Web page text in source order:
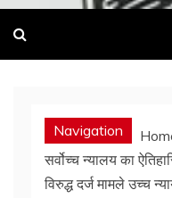
Navigation
सर्वोच्च न्यालय का
विरुद्ध दर्ज मामले उच्च